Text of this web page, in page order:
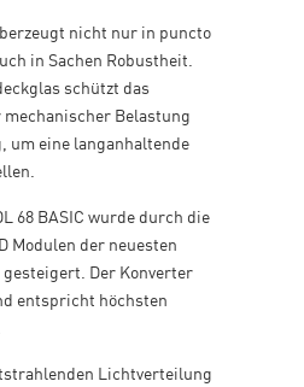
nicht nur in puncto
in Sachen Robustheit.
schützt das
mechanischer Belastung
um eine langanhaltende
68 BASIC wurde durch die
Modulen der neuesten
Der Konverter
entspricht höchsten
Lichtverteilung